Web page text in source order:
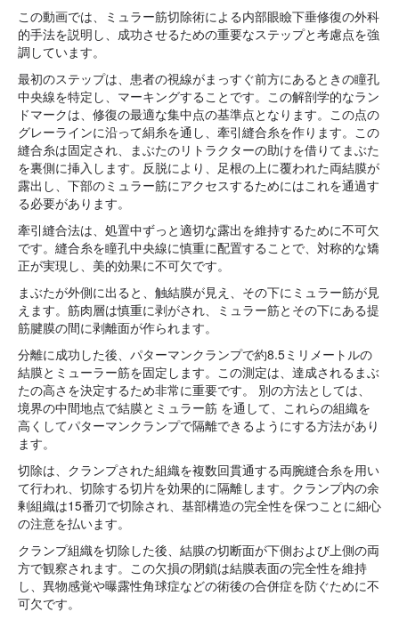
この動画では、ミュラー筋切除術による内部眼瞼下垂修復の外科
的手法を説明し、成功させるための重要なステップと考慮点を強
調しています。
最初のステップは、患者の視線がまっすぐ前方にあるときの瞳孔
中央線を特定し、マーキングすることです。この解剖学的なラン
ドマークは、修復の最適な集中点の基準点となります。この点の
グレーラインに沿って絹糸を通し、牽引縫合糸を作ります。この
縫合糸は固定され、まぶたのリトラクターの助けを借りてまぶた
を裏側に挿入します。反脱により、足根の上に覆われた両結膜が
露出し、下部のミュラー筋にアクセスするためにはこれを通過す
る必要があります。
牽引縫合法は、処置中ずっと適切な露出を維持するために不可欠
です。縫合糸を瞳孔中央線に慎重に配置することで、対称的な矯
正が実現し、美的効果に不可欠です。
まぶたが外側に出ると、触結膜が見え、その下にミュラー筋が見
えます。筋肉層は慎重に剥がされ、ミュラー筋とその下にある提
筋腱膜の間に剥離面が作られます。
分離に成功した後、パターマンクランプで約8.5ミリメートルの
結膜とミューラー筋を固定します。この測定は、達成されるまぶ
たの高さを決定するため非常に重要です。 別の方法としては、
境界の中間地点で結膜とミュラー筋 を通して、これらの組織を
高くしてパターマンクランプで隔離できるようにする方法があり
ます。
切除は、クランプされた組織を複数回貫通する両腕縫合糸を用い
て行われ、切除する切片を効果的に隔離します。クランプ内の余
剰組織は15番刃で切除され、基部構造の完全性を保つことに細心
の注意を払います。
クランプ組織を切除した後、結膜の切断面が下側および上側の両
方で観察されます。この欠損の閉鎖は結膜表面の完全性を維持
し、異物感覚や曝露性角球症などの術後の合併症を防ぐために不
可欠です。